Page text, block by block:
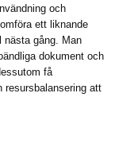
och
ett liknande
nästa gång. Man
dokument och
få
resursbalansering att